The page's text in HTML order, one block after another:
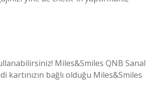
Miles&Smiles QNB Sanal
kartınızın bağlı olduğu Miles&Smiles